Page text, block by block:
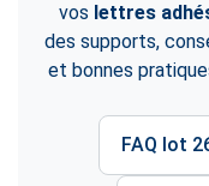
vos lettres
des supports,
et bonnes
FAQ lot